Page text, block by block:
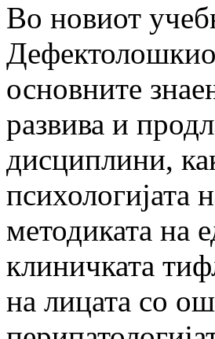
Во новиот
основните
развива и
дисциплини,
психологијата
методиката на
клиничката
на лицата со